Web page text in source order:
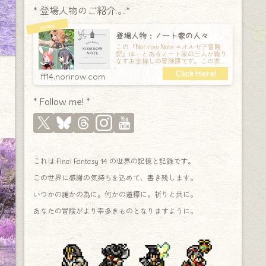
* 登場人物のご紹介.｡.:*
登場人物：ノート家の人々
この『Norirow Note エオルゼア冒険
記』は―とあるノート家の三人が織り
なすお宝探しの冒険譚です。この素敵
な Final Fantasy XIV の世界を旅しな
ff14.norirow.com
* Follow me! *
これは Final Fantasy 14 の世界の記憶と記録です。
この世界に感謝の気持ちを込めて、書き残します。
いつかの誰かの為に。何かの道標に。祈りと共に。
あなたの冒険がより幸多きものとなりますように。